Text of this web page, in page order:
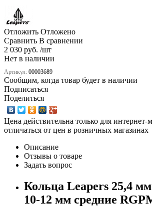
Отложить Отложено
Сравнить В сравнении
2 030 руб. /шт
Нет в наличии
Артикул: 00003689
Сообщим, когда товар будет в наличии
Подписаться
Поделиться
Цена действительна только для интернет-
отличаться от цен в розничных магазинах
Описание
Отзывы о товаре
Задать вопрос
Кольца Leapers 25,4
10-12 мм средние